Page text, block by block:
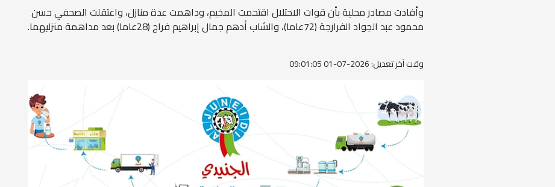
وأفادت مصادر محلية بأن قوات الاحتلال اقتحمت المخيم، وداهمت عدة منازل، واعتقلت الصحفي حسن
محمود عبد الجواد الفرارجة (72عاما)، والشاب أدهم جمال إبراهيم فراج (28عاما) بعد مداهمة منزليهما.
وقت آخر تعديل: 2026-07-01 09:01:05